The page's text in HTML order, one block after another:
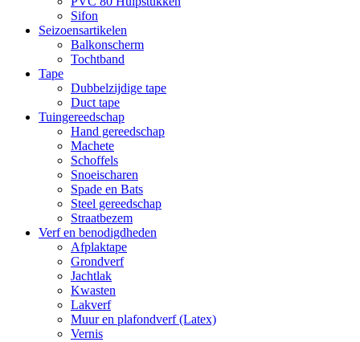
Sifon
Seizoensartikelen
Balkonscherm
Tochtband
Tape
Dubbelzijdige tape
Duct tape
Tuingereedschap
Hand gereedschap
Machete
Schoffels
Snoeischaren
Spade en Bats
Steel gereedschap
Straatbezem
Verf en benodigdheden
Afplaktape
Grondverf
Jachtlak
Kwasten
Lakverf
Muur en plafondverf (Latex)
Vernis